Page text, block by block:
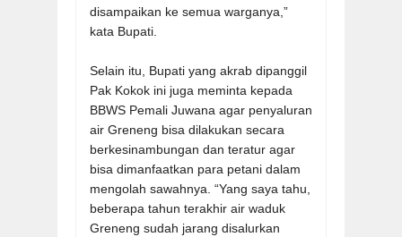
disampaikan ke semua warganya,”
kata Bupati.
Selain itu, Bupati yang akrab dipanggil
Pak Kokok ini juga meminta kepada
BBWS Pemali Juwana agar penyaluran
air Greneng bisa dilakukan secara
berkesinambungan dan teratur agar
bisa dimanfaatkan para petani dalam
mengolah sawahnya. “Yang saya tahu,
beberapa tahun terakhir air waduk
Greneng sudah jarang disalurkan